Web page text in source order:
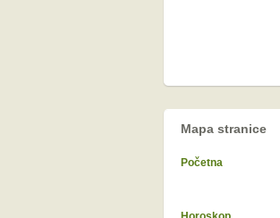
Mapa stranice
Početna